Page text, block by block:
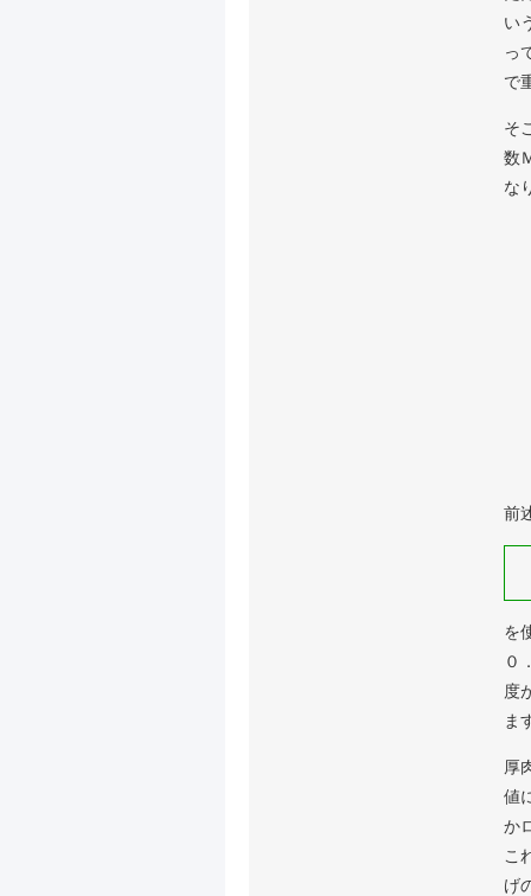
い
っ
で
そ
数
な
前
を
０
度
ま
厚
値
か
こ
げ